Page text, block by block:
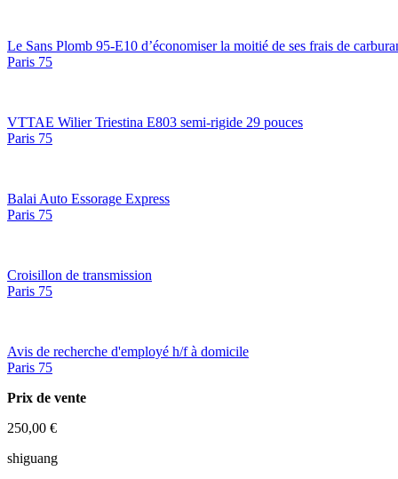
Le Sans Plomb 95-E10 d’économiser la moitié de ses frais de
Paris 75
VTTAE Wilier Triestina E803 semi-rigide 29 pouces
Paris 75
Balai Auto Essorage Express
Paris 75
Croisillon de transmission
Paris 75
Avis de recherche d'employé h/f à domicile
Paris 75
Prix de vente
250,00 €
shiguang